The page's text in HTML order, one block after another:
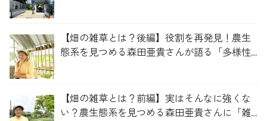
【畑の雑草とは？後編】役割を再発見！農生
態系を見つめる森田亜貴さんが語る「多様性
【畑の雑草とは？前編】実はそんなに強くな
い？農生態系を見つめる森田亜貴さんに「雑